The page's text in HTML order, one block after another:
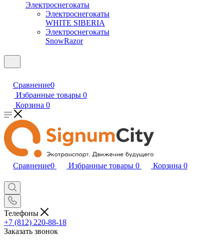
Электроснегокаты
Электроснегокаты
WHITE SIBERIA
Электроснегокаты
SnowRazor
Сравнение0
Избранные товары 0
Корзина 0
Сравнение0 Избранные товары 0 Корзина 0
Телефоны
+7 (812) 220-88-18
Заказать звонок